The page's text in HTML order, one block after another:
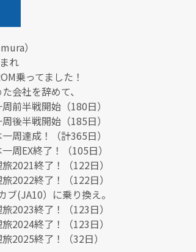
）
れ
乗ってました！
会社を辞めて、
前半戦開始（180日）
後半戦開始（185日）
周達成！（計365日）
周EX終了！（105日）
2021終了！（122日）
2022終了！（122日）
ブ(JA10）に乗り換え。
2023終了！（123日）
2024終了！（123日）
2025終了！（32日）